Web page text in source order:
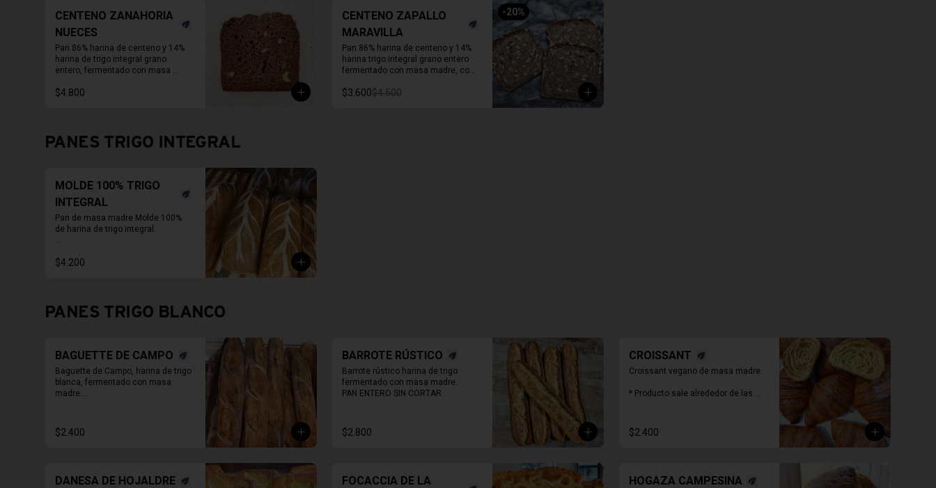
CENTENO ZANAHORIA
NUECES
Pan 86% harina de centeno y 14%
harina de trigo integral grano
entero, fermentado con masa
nueces activadas y un toque de
$4.800
-20%
CENTENO ZAPALLO
MARAVILLA
Pan 86% harina de centeno y 14%
harina trigo integral grano entero
fermentado con masa madre, con
maravilla.
$3.600$4.500
PANES TRIGO INTEGRAL
MOLDE 100% TRIGO
INTEGRAL
Pan de masa madre Molde 100%
de harina de trigo integral.
moldes de panes pueden cambiar.
$4.200
PANES TRIGO BLANCO
BAGUETTE DE CAMPO
Baguette de Campo, harina de trigo
blanca, fermentado con masa
madre.
$2.400
BARROTE RÚSTICO
Barrote rústico harina de trigo
fermentado con masa madre.
PAN ENTERO SIN CORTAR
$2.800
CROISSANT
Croissant vegano de masa madre.
* Producto sale alrededor de las
$2.400
DANESA DE HOJALDRE
FOCACCIA DE LA
HOGAZA CAMPESINA